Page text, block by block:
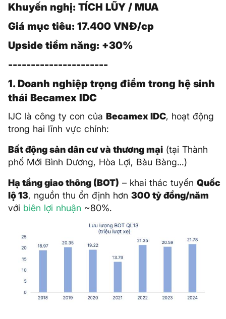
Khuyến nghị: TÍCH LŨY / MUA
Giá mục tiêu: 17.400 VNĐ/cp
Upside tiềm năng: +30%
----------------------
1. Doanh nghiệp trọng điểm trong hệ sinh
thái Becamex IDC
IJC là công ty con của Becamex IDC, hoạt động
trong hai lĩnh vực chính:
Bất động sản dân cư và thương mại (tại Thành
phố Mới Bình Dương, Hòa Lợi, Bàu Bàng…)
Hạ tầng giao thông (BOT) – khai thác tuyến Quốc
lộ 13, nguồn thu ổn định hơn 300 tỷ đồng/năm
với biên lợi nhuận ~80%.